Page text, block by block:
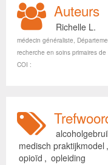
Auteurs
Richelle L.
médecin généraliste,
recherche en soins primaires de
COI :
medisch praktijkmodel ,
opioïd , opleiding